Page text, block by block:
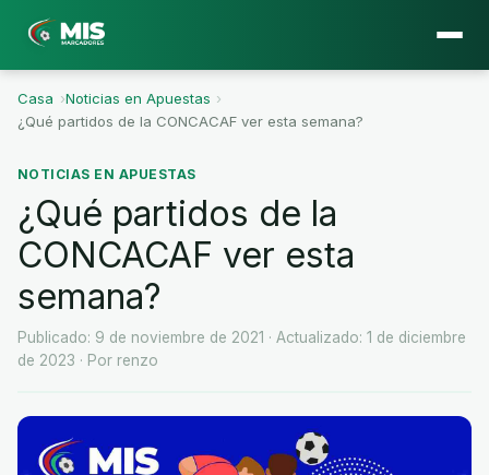
Casa ›Noticias en Apuestas ›
¿Qué partidos de la CONCACAF ver esta semana?
NOTICIAS EN APUESTAS
¿Qué partidos de la
CONCACAF ver esta
semana?
Publicado: 9 de noviembre de 2021 · Actualizado: 1 de diciembre
de 2023 · Por renzo